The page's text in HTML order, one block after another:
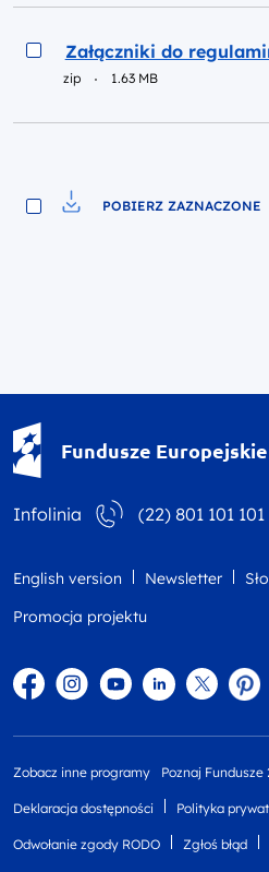
Podgląd
Załączniki do
zip 1.63 MB
POBIERZ ZAZNACZONE
Fundusze Europejskie
Infolinia (22) 801 101 101
English version Newsletter
Promocja projektu
FacebookInstagram
YouTubeLinkedintwitter
Zobacz inne programy Poznaj Fundusze
Deklaracja dostępności Polityka
Odwołanie zgody RODO Zgłoś błąd